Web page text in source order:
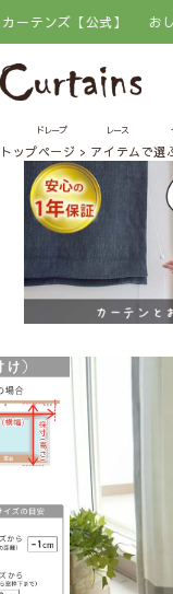
ズ【公式】 おしゃれ
ドレープ レース
トップページ アイテムで選